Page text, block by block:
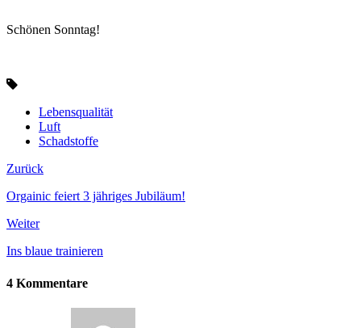
Schönen Sonntag!
Lebensqualität
Luft
Schadstoffe
Zurück
Orgainic feiert 3 jähriges Jubiläum!
Weiter
Ins blaue trainieren
4 Kommentare